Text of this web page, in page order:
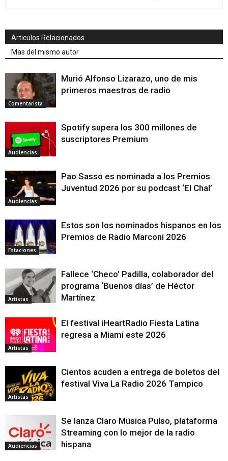
Articulos Relacionados
Mas del mismo autor
Comentarista
Murió Alfonso Lizarazo, uno de mis
primeros maestros de radio
Audiencias
Spotify supera los 300 millones de
suscriptores Premium
Audiencias
Pao Sasso es nominada a los Premios
Juventud 2026 por su podcast ‘El Chal’
Estaciones
Estos son los nominados hispanos en los
Premios de Radio Marconi 2026
Artistas
Fallece ‘Checo’ Padilla, colaborador del
programa ‘Buenos días’ de Héctor
Martínez
Artistas
El festival iHeartRadio Fiesta Latina
regresa a Miami este 2026
Artistas
Cientos acuden a entrega de boletos del
festival Viva La Radio 2026 Tampico
Audiencias
Se lanza Claro Música Pulso, plataforma
Streaming con lo mejor de la radio
hispana